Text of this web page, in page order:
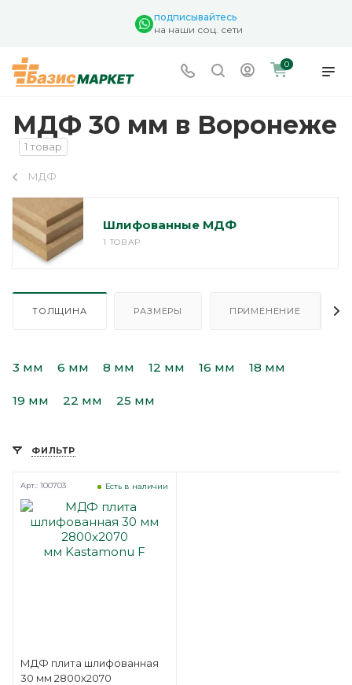
подписывайтесь
на наши соц. сети
0
МДФ 30 мм в Воронеже
1 товар
МДФ
Шлифованные МДФ
1 ТОВАР
ТОЛЩИНА РАЗМЕРЫ ПРИМЕНЕНИЕ
3 мм 6 мм 8 мм 12 мм 16 мм 18 мм
19 мм 22 мм 25 мм
ФИЛЬТР
МДФ плита шлифованная
30 мм 2800х2070
Есть в наличии
Арт.: 100703